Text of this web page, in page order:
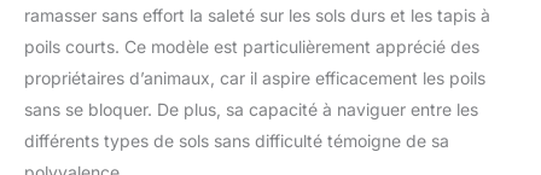
peuvent observer
efficacement
l'environnement et
traverser les obstacles
d'une hauteur inférieure
à 15 mm. Lorsque vous
ramasser sans effort la saleté sur les sols durs et les tapis à
poils courts. Ce modèle est particulièrement apprécié des
propriétaires d’animaux, car il aspire efficacement les poils
sans se bloquer. De plus, sa capacité à naviguer entre les
différents types de sols sans difficulté témoigne de sa